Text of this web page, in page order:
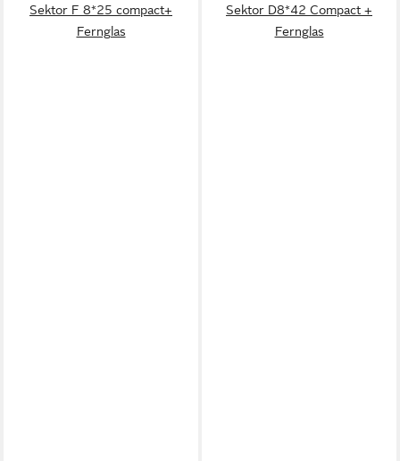
Sektor F 8*25 compact+
Fernglas
Sektor D8*42 Compact +
Fernglas